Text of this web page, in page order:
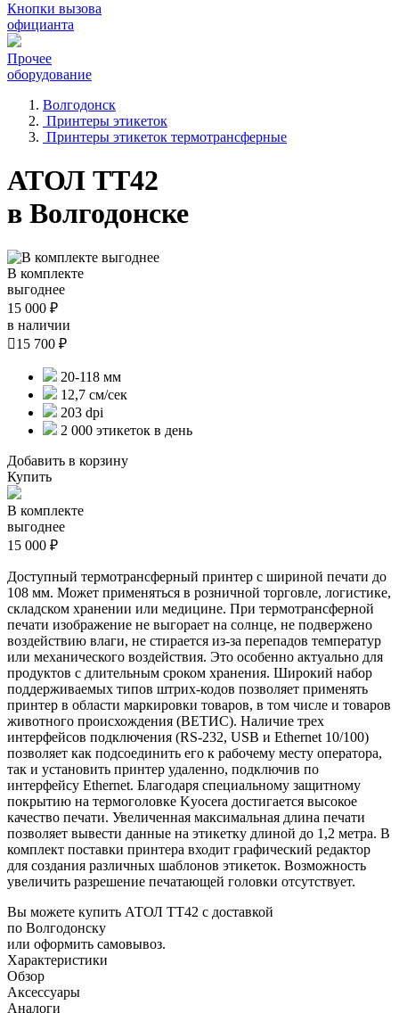
Кнопки вызова
официанта
Прочее
оборудование
Волгодонск
Принтеры этикеток
Принтеры этикеток термотрансферные
АТОЛ ТТ42
в Волгодонске
В комплекте
выгоднее
15 000 ₽
в наличии
15 700 ₽
20-118 мм
12,7 см/сек
203 dpi
2 000 этикеток в день
Добавить в корзину
Купить
В комплекте
выгоднее
15 000 ₽
Доступный термотрансферный принтер с шириной печати до
108 мм. Может применяться в розничной торговле, логистике,
складском хранении или медицине. При термотрансферной
печати изображение не выгорает на солнце, не подвержено
воздействию влаги, не стирается из-за перепадов температур
или механического воздействия. Это особенно актуально для
продуктов с длительным сроком хранения. Широкий набор
поддерживаемых типов штрих-кодов позволяет применять
принтер в области маркировки товаров, в том числе и товаров
животного происхождения (ВЕТИС). Наличие трех
интерфейсов подключения (RS-232, USB и Ethernet 10/100)
позволяет как подсоединить его к рабочему месту оператора,
так и установить принтер удаленно, подключив по
интерфейсу Ethernet. Благодаря специальному защитному
покрытию на термоголовке Kyocera достигается высокое
качество печати. Увеличенная максимальная длина печати
позволяет вывести данные на этикетку длиной до 1,2 метра. В
комплект поставки принтера входит графический редактор
для создания различных шаблонов этикеток. Возможность
увеличить разрешение печатающей головки отсутствует.
Вы можете купить АТОЛ ТТ42 с доставкой
по Волгодонску
или оформить самовывоз.
Характеристики
Обзор
Аксессуары
Аналоги